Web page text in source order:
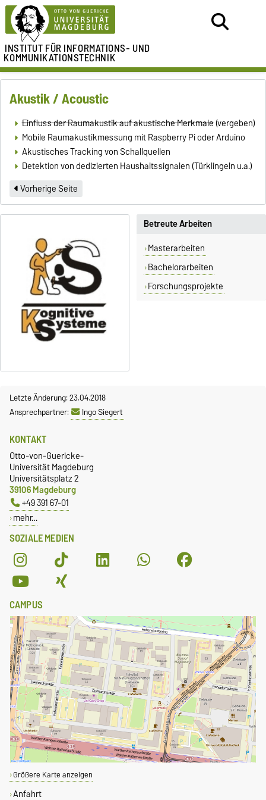
INSTITUT FÜRINFORMATIONS- UND
KOMMUNIKATIONSTECHNIK
Akustik / Acoustic
Einfluss der Raumakustik auf akustische Merkmale(vergeben)
Mobile Raumakustikmessung mit Raspberry Pi oder Arduino
Akustisches Tracking von Schallquellen
Detektion von dedizierten Haushaltssignalen (Türklingeln u.a.)
Vorherige Seite
Betreute Arbeiten
Masterarbeiten
Bachelorarbeiten
Forschungsprojekte
Letzte Änderung: 23.04.2018
Ansprechpartner:
Ingo Siegert
SOZIALE MEDIEN
KONTAKT
Otto-von-Guericke-
Universität Magdeburg
Universitätsplatz 2
39106 Magdeburg
+49 391 67-01
mehr…
CAMPUS
Größere Karte anzeigen
Anfahrt